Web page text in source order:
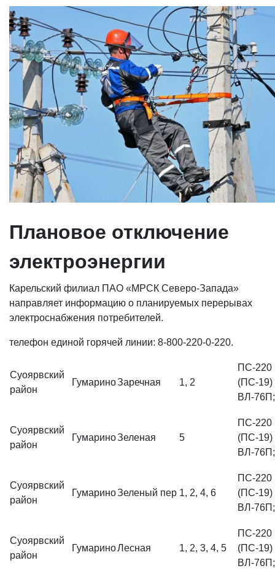
Плановое отключение
электроэнергии
Карельский филиал ПАО «МРСК Северо-Запада»
направляет информацию о планируемых перерывах
электроснабжения потребителей.
телефон единой горячей линии: 8-800-220-0-220.
Суоярвский
район
ГумариноЗаречная 1, 2
ПС-220
(ПС-
ВЛ-
Суоярвский
район
ГумариноЗеленая 5
ПС-220
(ПС-
ВЛ-
Суоярвский
район
ГумариноЗеленый пер 1, 2, 4, 6
ПС-220
(ПС-
ВЛ-
Суоярвский
район
ГумариноЛесная 1, 2, 3, 4, 5
ПС-220
(ПС-
ВЛ-